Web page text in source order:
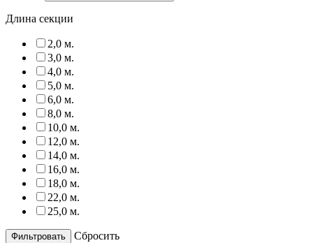
Длина секции
2,0 м.
3,0 м.
4,0 м.
5,0 м.
6,0 м.
8,0 м.
10,0 м.
12,0 м.
14,0 м.
16,0 м.
18,0 м.
22,0 м.
25,0 м.
Сбросить